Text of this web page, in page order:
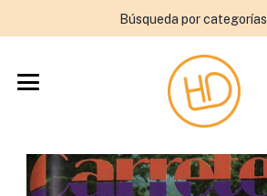
Búsqueda por categorías